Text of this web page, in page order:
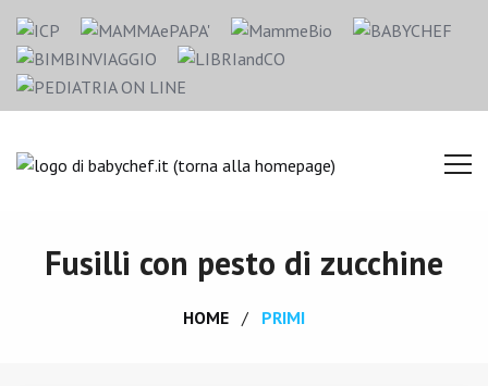
Fusilli con pesto di zucchine
HOME PRIMI